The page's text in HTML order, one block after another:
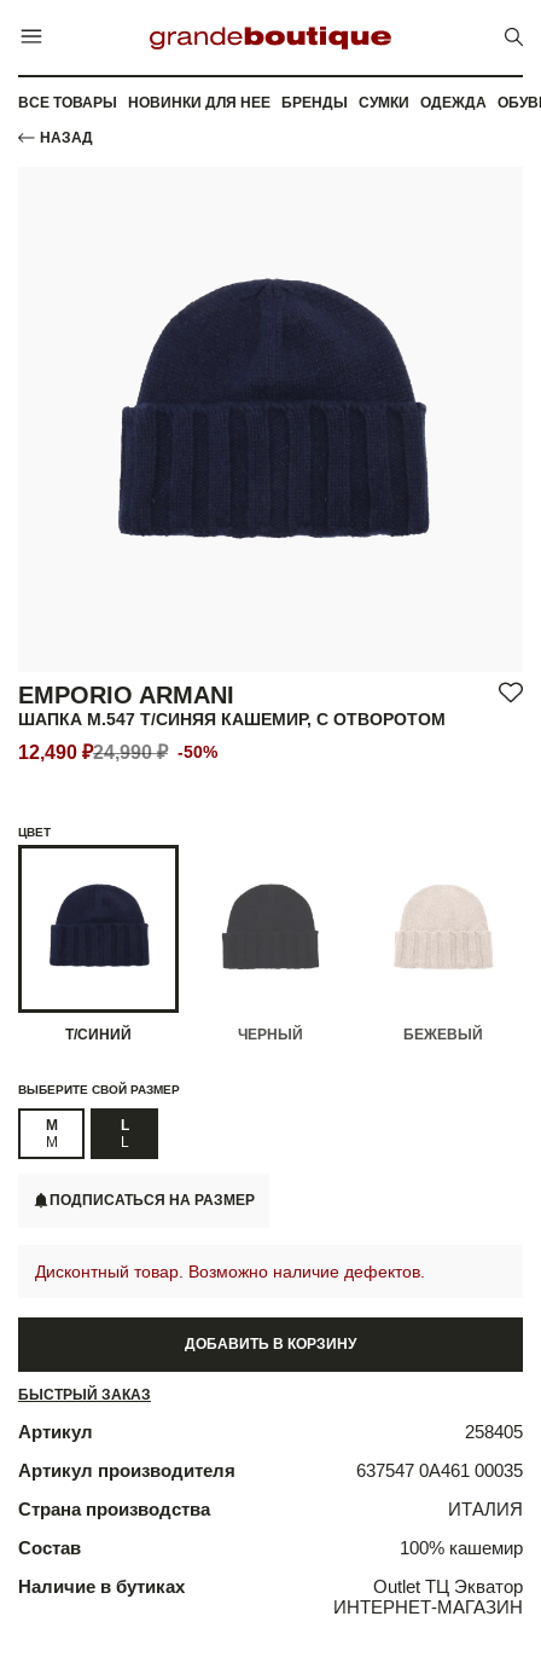
ВСЕ ТОВАРЫ НОВИНКИ ДЛЯ НЕЕ БРЕНДЫ СУМКИ ОДЕЖДА
НАЗАД
EMPORIO ARMANI
ШАПКА M.547 Т/СИНЯЯ КАШЕМИР, С ОТВОРОТОМ
12,490 ₽24,990 ₽ -50%
ЦВЕТ
Т/СИНИЙ ЧЕРНЫЙ БЕЖЕВЫЙ
ВЫБЕРИТЕ СВОЙ РАЗМЕР
M
M
L
L
ПОДПИСАТЬСЯ НА РАЗМЕР
Дисконтный товар. Возможно наличие дефектов.
ДОБАВИТЬ В КОРЗИНУ
БЫСТРЫЙ ЗАКАЗ
Артикул
258405
Артикул производителя
637547 0A461 00035
Страна производства
ИТАЛИЯ
Состав
100% кашемир
Наличие в бутиках
Outlet ТЦ Экватор
ИНТЕРНЕТ-МАГАЗИН